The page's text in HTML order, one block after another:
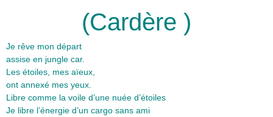
(Cardère )
Je rêve mon départ
assise en jungle car.
Les étoiles, mes aïeux,
ont annexé mes yeux.
Libre comme la voile d’une nuée d’étoiles
Je libre l’énergie d’un cargo sans ami